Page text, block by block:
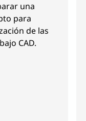
una
para
de las
CAD.